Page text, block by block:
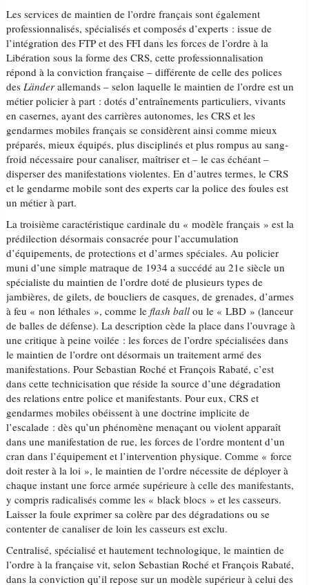
Les services de maintien de l’ordre français sont également
professionnalisés, spécialisés et composés d’experts : issue de
l’intégration des FTP et des FFI dans les forces de l’ordre à la
Libération sous la forme des CRS, cette professionnalisation
répond à la conviction française – différente de celle des polices
desLänder allemands – selon laquelle le maintien de l’ordre est un
métier policier à part : dotés d’entraînements particuliers, vivants
en casernes, ayant des carrières autonomes, les CRS et les
gendarmes mobiles français se considèrent ainsi comme mieux
préparés, mieux équipés, plus disciplinés et plus rompus au sang-
froid nécessaire pour canaliser, maîtriser et – le cas échéant –
disperser des manifestations violentes. En d’autres termes, le CRS
et le gendarme mobile sont des experts car la police des foules est
un métier à part.
La troisième caractéristique cardinale du « modèle français » est la
prédilection désormais consacrée pour l’accumulation
d’équipements, de protections et d’armes spéciales. Au policier
muni d’une simple matraque de 1934 a succédé au 21e siècle un
spécialiste du maintien de l’ordre doté de plusieurs types de
jambières, de gilets, de boucliers de casques, de grenades, d’armes
à feu « non léthales », comme leflash ballou le « LBD » (lanceur
de balles de défense). La description cède la place dans l’ouvrage à
une critique à peine voilée : les forces de l’ordre spécialisées dans
le maintien de l’ordre ont désormais un traitement armé des
manifestations. Pour Sebastian Roché et François Rabaté, c’est
dans cette technicisation que réside la source d’une dégradation
des relations entre police et manifestants. Pour eux, CRS et
gendarmes mobiles obéissent à une doctrine implicite de
l’escalade : dès qu’un phénomène menaçant ou violent apparaît
dans une manifestation de rue, les forces de l’ordre montent d’un
cran dans l’équipement et l’intervention physique. Comme « force
doit rester à la loi », le maintien de l’ordre nécessite de déployer à
chaque instant une force armée supérieure à celle des manifestants,
y compris radicalisés comme les « black blocs » et les casseurs.
Laisser la foule exprimer sa colère par des dégradations ou se
contenter de canaliser de loin les casseurs est exclu.
Centralisé, spécialisé et hautement technologique, le maintien de
l’ordre à la française vit, selon Sebastian Roché et François Rabaté,
dans la conviction qu’il repose sur un modèle supérieur à celui des